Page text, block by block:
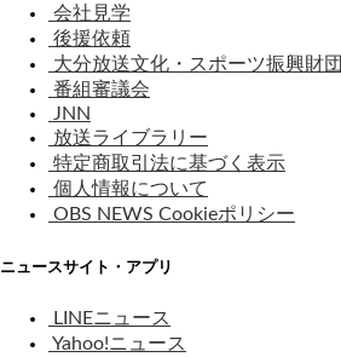
会社見学
後援依頼
大分放送文化・スポーツ振興財団
番組審議会
JNN
放送ライブラリー
特定商取引法に基づく表示
個人情報について
OBS NEWS Cookieポリシー
ニュースサイト・アプリ
LINEニュース
Yahoo!ニュース